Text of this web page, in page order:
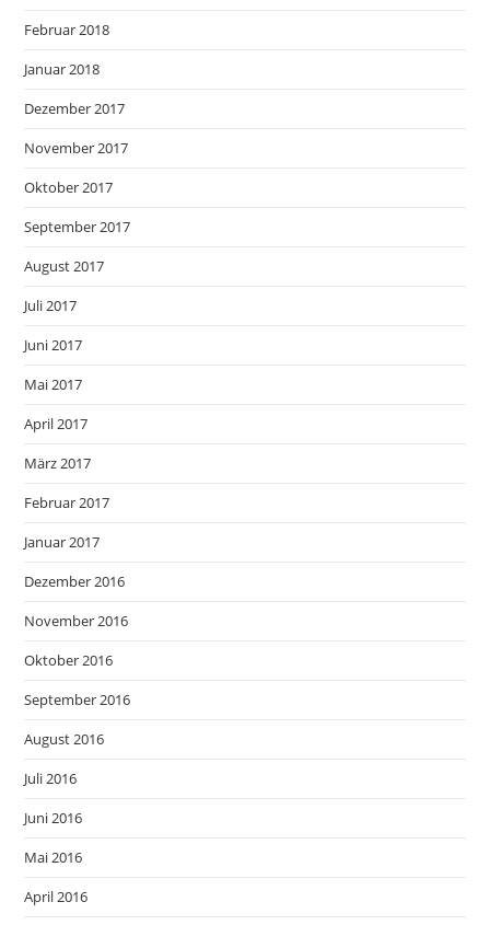
Februar 2018
Januar 2018
Dezember 2017
November 2017
Oktober 2017
September 2017
August 2017
Juli 2017
Juni 2017
Mai 2017
April 2017
März 2017
Februar 2017
Januar 2017
Dezember 2016
November 2016
Oktober 2016
September 2016
August 2016
Juli 2016
Juni 2016
Mai 2016
April 2016